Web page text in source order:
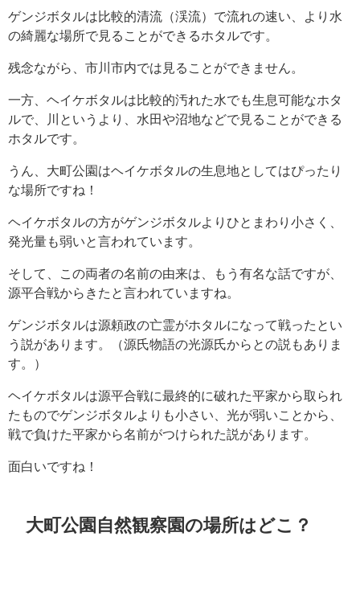
ゲンジボタルは比較的清流（渓流）で流れの速い、より水
の綺麗な場所で見ることができるホタルです。
残念ながら、市川市内では見ることができません。
一方、ヘイケボタルは比較的汚れた水でも生息可能なホタ
ルで、川というより、水田や沼地などで見ることができる
ホタルです。
うん、大町公園はヘイケボタルの生息地としてはぴったり
な場所ですね！
ヘイケボタルの方がゲンジボタルよりひとまわり小さく、
発光量も弱いと言われています。
そして、この両者の名前の由来は、もう有名な話ですが、
源平合戦からきたと言われていますね。
ゲンジボタルは源頼政の亡霊がホタルになって戦ったとい
う説があります。（源氏物語の光源氏からとの説もありま
す。）
ヘイケボタルは源平合戦に最終的に破れた平家から取られ
たものでゲンジボタルよりも小さい、光が弱いことから、
戦で負けた平家から名前がつけられた説があります。
面白いですね！
大町公園自然観察園の場所はどこ？